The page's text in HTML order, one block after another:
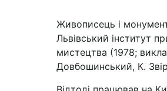
Живописець і
Львівський інститут
мистецтва (1978;
Довбошинський, К.